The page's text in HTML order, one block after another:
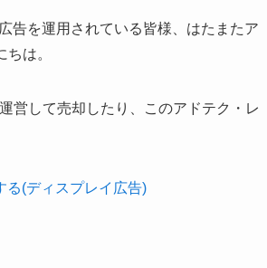
告を運用されている皆様、はたまたア
は。
営して売却したり、このアドテク・レ
る(ディスプレイ広告)